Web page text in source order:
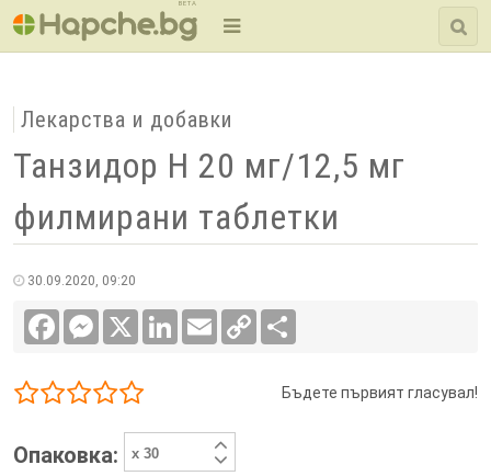
BETA
Лекарства и добавки
Танзидор H 20 мг/12,5 мг
филмирани таблетки
30.09.2020, 09:20
FacebookMessenger LinkedInEmail
Copy
Link
1/52/53/54/55/5 Бъдете първият гласувал!
Опаковка: